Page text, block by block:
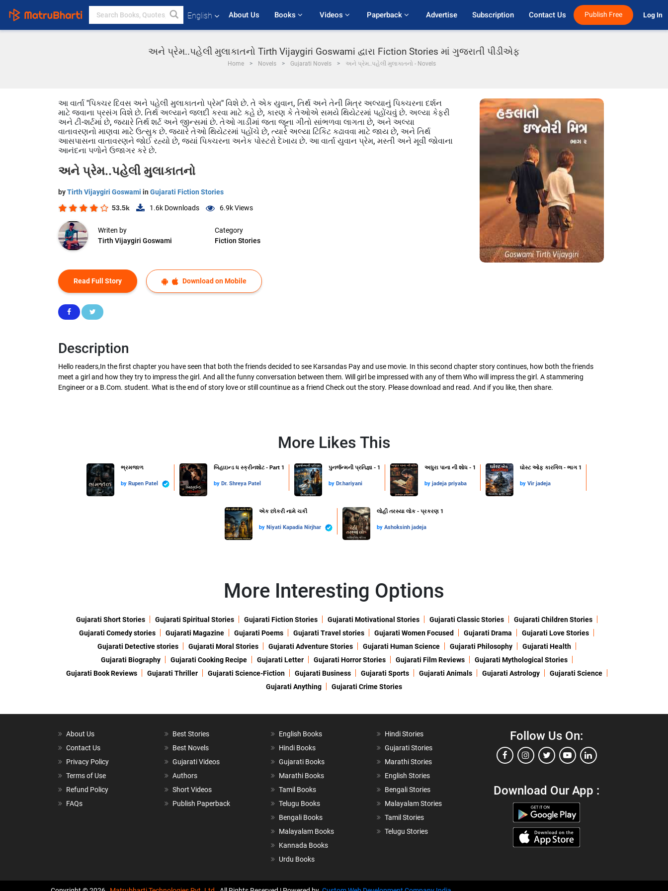
English About Us Books Videos Paperback Advertise Subscription Contact Us Publish Free Log In
અને પ્રેમ..પહેલી મુલાકાતનો Tirth Vijaygiri Goswami દ્વારા Fiction Stories માં ગુજરાતી પીડીએફ
Home Novels Gujarati Novels અને પ્રેમ..પહેલી મુલાકાતનો - Novels
આ વાર્તા "પિક્ચર દિવસ અને પહેલી મુલાકાતનો પ્રેમ" વિશે છે. તે એક યુવાન, તિર્થ અને તેની મિત્ર અલ્યાનું પિક્ચરના દર્શન
માટે જવાના પ્રસંગ વિશે છે. તિર્થ અલ્યાને જલદી કરવા માટે કહે છે, કારણ કે તેઓએ સમયે થિયેટરમાં પહોંચવું છે. અલ્યા કેફરી
અને ટી-શર્ટમાં છે, જ્યારે તિર્થ શર્ટ અને જીન્સમાં છે. તેઓ ગાડીમાં જતા જૂના ગીતો સાંભળવા લાગતા છે, અને અલ્યા
વાતાવરણનો માણવા માટે ઉત્સુક છે. જ્યારે તેઓ થિયેટરમાં પહોંચે છે, ત્યારે અલ્યા ટિકિટ કઢાવવા માટે જાય છે, અને તિર્થ
આસપાસના વાતાવરણને જોઈ રહ્યો છે, જ્યાં પિક્ચરના અનેક પોસ્ટરો દેખાય છે. આ વાર્તા યુવાન પ્રેમ, મસ્તી અને મૂવી જોવાના
આનંદના પળોને ઉજાગર કરે છે.
અને પ્રેમ..પહેલી મુલાકાતનો
byTirth Vijaygiri Goswami in Gujarati Fiction Stories
53.5k 1.6k Downloads 6.9kViews
Writen by
Tirth Vijaygiri Goswami
Category
Fiction Stories
Read Full Story Download on Mobile
Description
Hello readers,In the first chapter you have seen that both the friends decided to see Karsandas Pay and use movie. In this second chapter story continues, how both the friends
meet a girl and how they try to impress the girl. And all the funny conversation between them. Will girl be impressed with any of them Who will impress the girl. A stammering
Engineer or a B.Com. student. What is the end of story love or still countinue as a friend Check out the story. Please download and read. And if you like, then share.
More Likes This
ભ્રમજાળ
by Rupen Patel
બિહાઇન્ડ ધ સ્ક્રીનશોટ - Part 1
by Dr. Shreya Patel
પુનર્જન્મની પ્રતિજ્ઞા - 1
by Dr.hariyani
અધુરા પાના ની શોધ - 1
by jadeja priyaba
ઘોસ્ટ ઓફ કારગિલ - ભાગ 1
by Vir jadeja
એક છોકરી નામે ચકી
by Niyati Kapadia Nirjhar
લોહી તરસ્યા લોક - પ્રકરણ 1
by Ashoksinh jadeja
More Interesting Options
Gujarati Short Stories Gujarati Spiritual Stories Gujarati Fiction Stories Gujarati Motivational Stories Gujarati Classic Stories
Gujarati Children Stories
Gujarati Comedy stories
Gujarati Magazine Gujarati Poems Gujarati Travel stories Gujarati Women Focused Gujarati Drama
Gujarati Love Stories
Gujarati Detective stories
Gujarati Moral Stories Gujarati Adventure Stories Gujarati Human Science Gujarati Philosophy
Gujarati Health
Gujarati Biography
Gujarati Cooking Recipe Gujarati Letter Gujarati Horror Stories Gujarati Film Reviews
Gujarati Mythological Stories
Gujarati Book Reviews
Gujarati Thriller Gujarati Science-Fiction Gujarati Business Gujarati Sports Gujarati Animals Gujarati Astrology
Gujarati Science
Gujarati Anything
Gujarati Crime Stories
About Us
Contact Us
Privacy Policy
Terms of Use
Refund Policy
FAQs
Best Stories
Best Novels
Gujarati Videos
Authors
Short Videos
Publish Paperback
English Books
Hindi Books
Gujarati Books
Marathi Books
Tamil Books
Telugu Books
Bengali Books
Malayalam Books
Kannada Books
Urdu Books
Hindi Stories
Gujarati Stories
Marathi Stories
English Stories
Bengali Stories
Malayalam Stories
Tamil Stories
Telugu Stories
Follow Us On:
Download Our App :